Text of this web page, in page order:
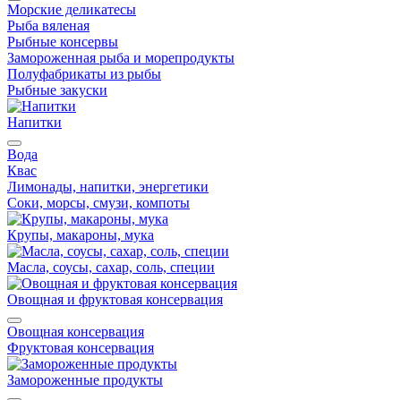
Морские деликатесы
Рыба вяленая
Рыбные консервы
Замороженная рыба и морепродукты
Полуфабрикаты из рыбы
Рыбные закуски
Напитки
Вода
Квас
Лимонады, напитки, энергетики
Соки, морсы, смузи, компоты
Крупы, макароны, мука
Масла, соусы, сахар, соль, специи
Овощная и фруктовая консервация
Овощная консервация
Фруктовая консервация
Замороженные продукты